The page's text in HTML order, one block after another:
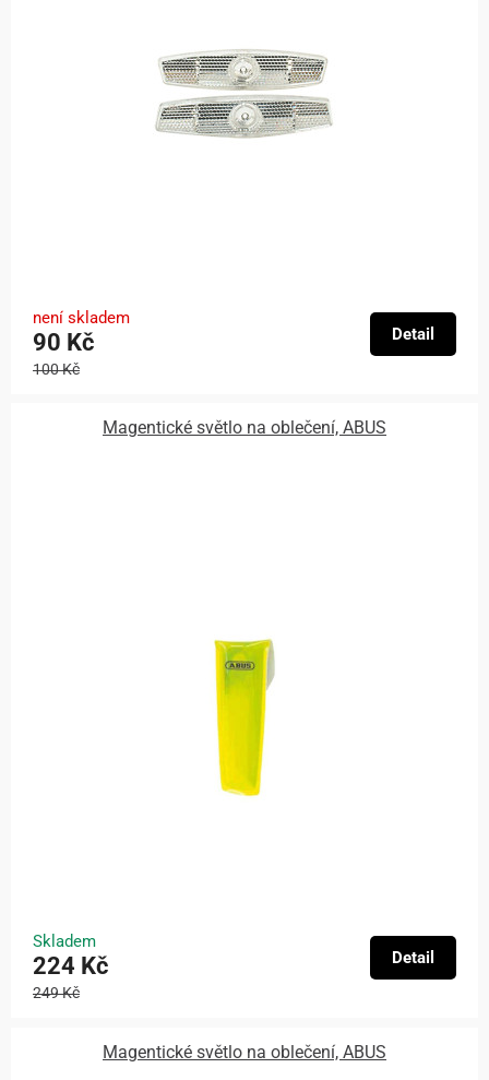
není skladem
90 Kč
100 Kč
Detail
Magentické světlo na oblečení, ABUS
Skladem
224 Kč
249 Kč
Detail
Magentické světlo na oblečení, ABUS